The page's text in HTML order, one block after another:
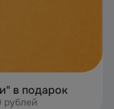
в подарок
рублей